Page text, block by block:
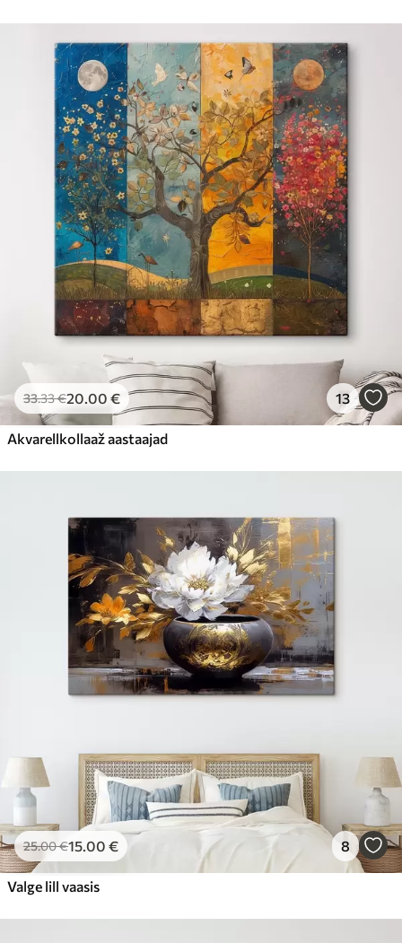
33.33€20.00 € 13
Akvarellkollaaž aastaajad
25.00€15.00 € 8
Valge lill vaasis